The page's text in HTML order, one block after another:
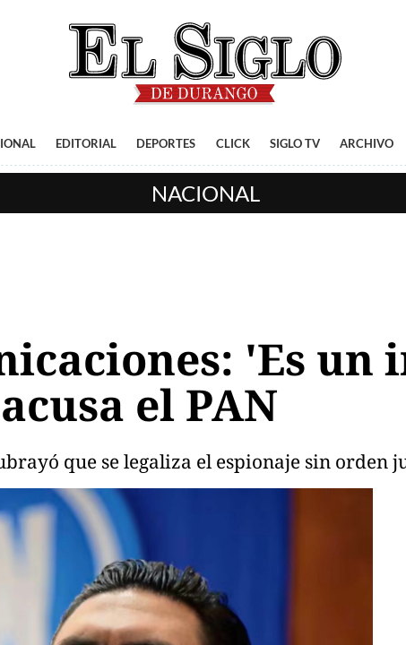
EDITORIAL DEPORTES CLICK SIGLO TV ARCHIVO
NACIONAL
'Es un
el PAN
que se legaliza el espionaje sin orden